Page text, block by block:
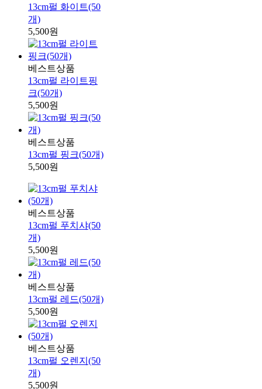
13cm펄 화이트(50
개)
5,500원
베스트상품
13cm펄 라이트핑
크(50개)
5,500원
베스트상품
13cm펄 핑크(50개)
5,500원
베스트상품
13cm펄 푸치샤(50
개)
5,500원
베스트상품
13cm펄 레드(50개)
5,500원
베스트상품
13cm펄 오렌지(50
개)
5,500원